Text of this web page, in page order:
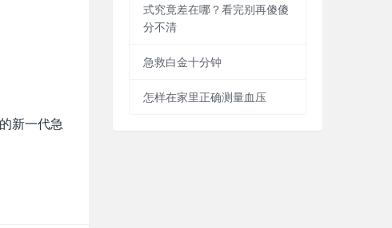
新一代急
式究竟差在哪？看完别再傻傻
分不清
急救白金十分钟
怎样在家里正确测量血压